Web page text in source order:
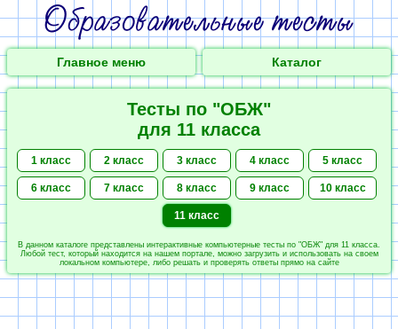
Главное меню Каталог
Тесты по "ОБЖ"
для 11 класса
1 класс 2 класс 3 класс 4 класс 5 класс
6 класс 7 класс 8 класс 9 класс 10 класс
11 класс
В данном каталоге представлены интерактивные компьютерные тесты по "ОБЖ" для 11 класса.
Любой тест, который находится на нашем портале, можно загрузить и использовать на своем
локальном компьютере, либо решать и проверять ответы прямо на сайте